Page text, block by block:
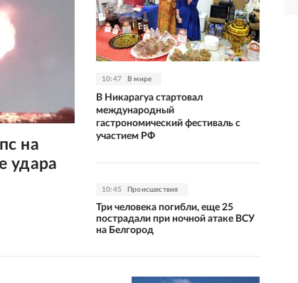
на
удара
10:47 В мире
В Никарагуа стартовал
международный
гастрономический фестиваль с
участием РФ
10:45 Происшествия
Три человека погибли, еще 25
пострадали при ночной атаке ВСУ
на Белгород